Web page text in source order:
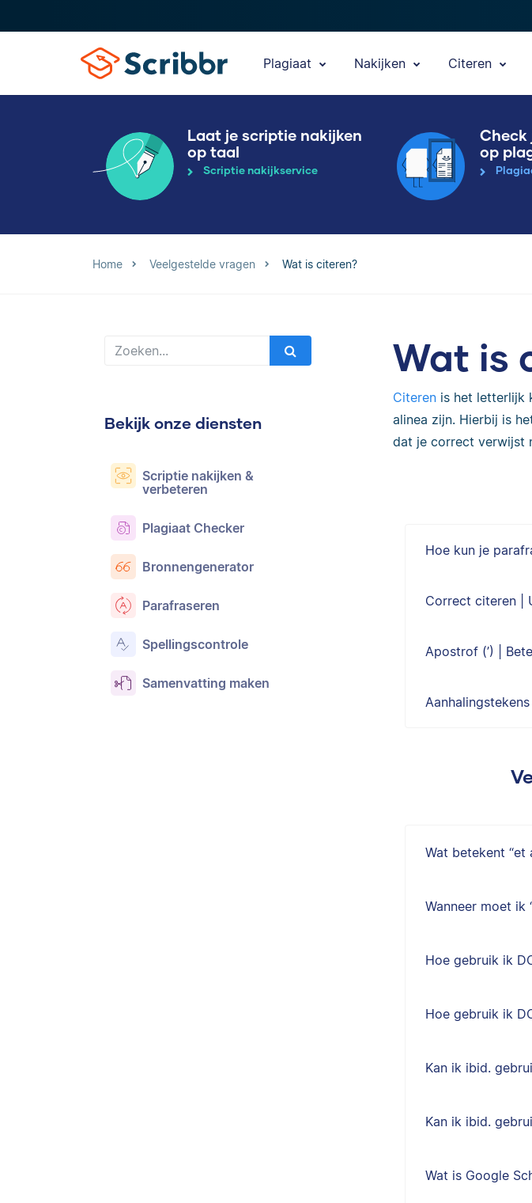
Plagiaat Nakijken Citeren
Laat je scriptie nakijken
op taal
Scriptie nakijkservice
Check
op
Home Veelgestelde vragen Wat is citeren?
Bekijk onze diensten
Scriptie nakijken &
verbeteren
Plagiaat Checker
Bronnengenerator
Parafraseren
Spellingscontrole
Samenvatting maken
Wat is
Citerenis het letterlijk
alinea zijn. Hierbij is
dat je correct verwijst
Hoe kun je
Correct citeren |
Apostrof (’) |
Wat betekent “et
Wanneer moet ik
Hoe gebruik ik
Hoe gebruik ik
Kan ik ibid.
Kan ik ibid.
Wat is Google